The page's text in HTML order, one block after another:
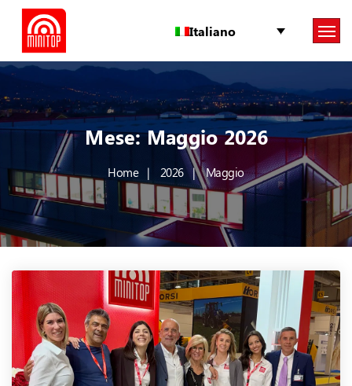
Italiano
Mese:Maggio 2026
Home 2026 Maggio